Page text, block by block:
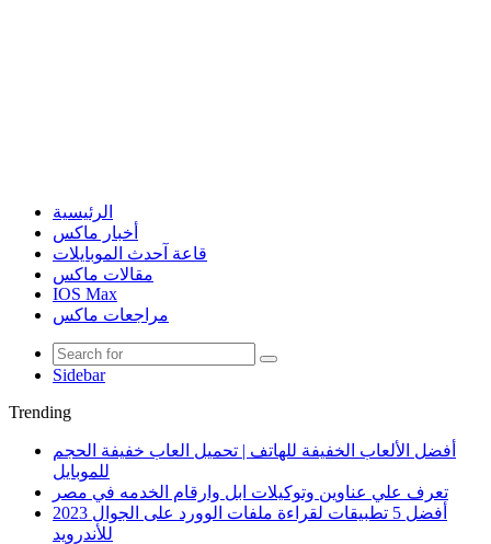
الرئيسية
أخبار ماكس
قاعة آحدث الموبايلات
مقالات ماكس
IOS Max
مراجعات ماكس
Sidebar
Trending
أفضل الألعاب الخفيفة للهاتف | تحميل العاب خفيفة الحجم
للموبايل
تعرف علي عناوين وتوكيلات ابل وارقام الخدمه في مصر
أفضل 5 تطبيقات لقراءة ملفات الوورد على الجوال 2023
للأندرويد